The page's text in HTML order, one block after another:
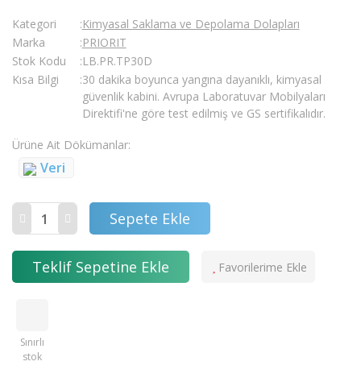
Kategori
Kimyasal Saklama ve Depolama Dolapları
Marka
PRIORIT
Stok Kodu
LB.PR.TP30D
Kısa Bilgi
30 dakika boyunca yangına dayanıklı, kimyasal
güvenlik kabini. Avrupa Laboratuvar Mobilyaları
Direktifi'ne göre test edilmiş ve GS sertifikalıdır.
Ürüne Ait Dökümanlar
Veri
Sepete Ekle
Teklif Sepetine Ekle
Sınırlı
stok